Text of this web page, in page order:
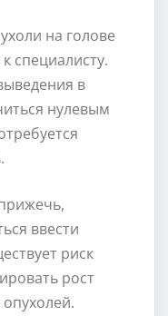
на голове
специалисту.
в
нулевым
ввести
риск
рост